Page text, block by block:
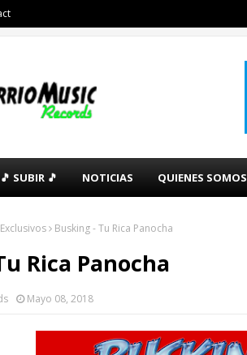
🎵 SUBIR 🎵 NOTICIAS QUIENES SOMOS
Busking - Tu Rica Panocha
Rica Panocha
Mayo 08, 2018